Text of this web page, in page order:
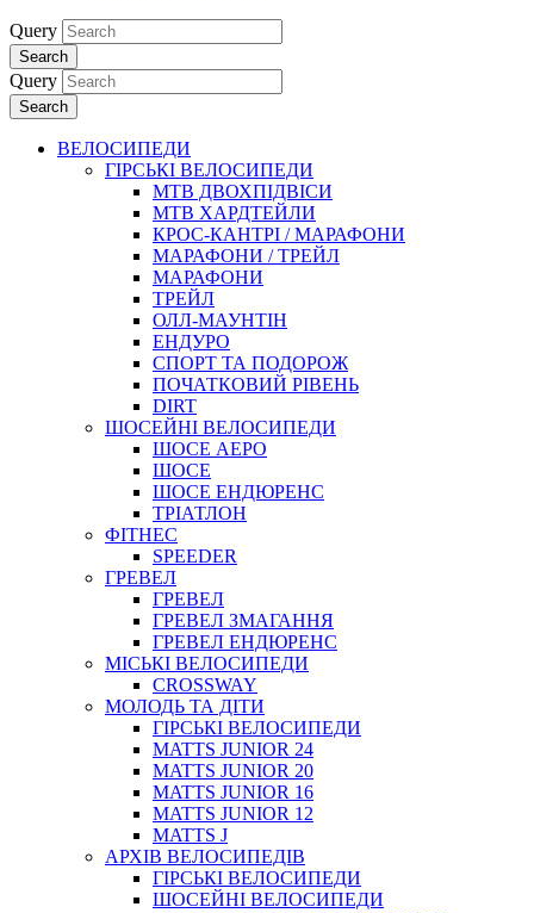
Query
Search
Query
Search
ВЕЛОСИПЕДИ
ГІРСЬКІ ВЕЛОСИПЕДИ
MTB ДВОХПIДВIСИ
MTB ХАРДТЕЙЛИ
КРОС-КАНТРI / МАРАФОНИ
МАРАФОНИ / ТРЕЙЛ
МАРАФОНИ
ТРЕЙЛ
ОЛЛ-МАУНТIН
ЕНДУРО
СПОРТ ТА ПОДОРОЖ
ПОЧАТКОВИЙ РIВЕНЬ
DIRT
ШОСЕЙНІ ВЕЛОСИПЕДИ
ШОСЕ АЕРО
ШОСЕ
ШОСЕ ЕНДЮРЕНС
ТРІАТЛОН
ФІТНЕС
SPEEDER
ГРЕВЕЛ
ГРЕВЕЛ
ГРЕВЕЛ ЗМАГАННЯ
ГРЕВЕЛ ЕНДЮРЕНС
МІСЬКІ ВЕЛОСИПЕДИ
CROSSWAY
МОЛОДЬ ТА ДІТИ
ГIРСЬКI ВЕЛОСИПЕДИ
MATTS JUNIOR 24
MATTS JUNIOR 20
MATTS JUNIOR 16
MATTS JUNIOR 12
MATTS J
АРХIВ ВЕЛОСИПЕДIВ
ГІРСЬКІ ВЕЛОСИПЕДИ
ШОСЕЙНІ ВЕЛОСИПЕДИ